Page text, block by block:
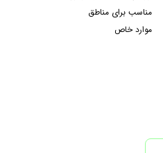
مناسب برای مناطق
موارد خاص